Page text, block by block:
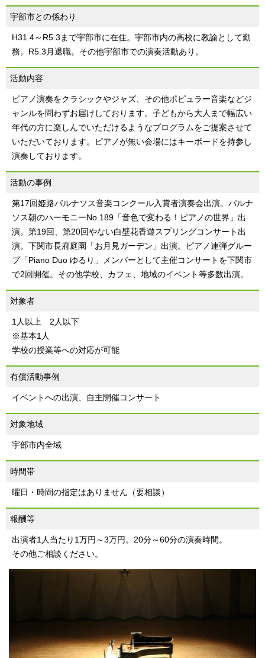
宇部市との係わり
H31.4～R5.3まで宇部市に在住。宇部市内の高校に教諭として勤
務。R5.3月退職。その他宇部市での演奏活動あり。
活動内容
ピアノ演奏をクラシックやジャズ、その他ポピュラー音楽などジ
ャンルを問わずお届けしております。子どもから大人まで幅広い
年代の方に楽しんでいただけるようなプログラムをご提案させて
いただいております。ピアノが無い会場にはキーボードを持参し
演奏しております。
活動の事例
第17回姫路パルナソス音楽コンクール入賞者演奏会出演。パルナ
ソス朝のハーモニーNo.189「音色で変わる！ピアノの世界」出
演。第19回、第20回やない白壁花香遊スプリングコンサート出
演。下関市長府庭園「お月見ガーデン」出演。ピアノ連弾グルー
プ「Piano Duo ゆるり」メンバーとして主催コンサートを下関市
で2回開催。その他学校、カフェ、地域のイベント等多数出演。
対象者
1人以上 2人以下
※基本1人
学校の授業等への対応が可能
有償活動事例
イベントへの出演、自主開催コンサート
対象地域
宇部市内全域
時間帯
曜日・時間の指定はありません（要相談）
報酬等
出演者1人当たり1万円～3万円。20分～60分の演奏時間。
その他ご相談ください。